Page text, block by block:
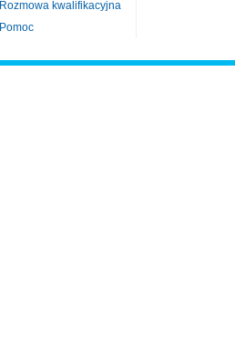
Rozmowa kwalifikacyjna
Pomoc